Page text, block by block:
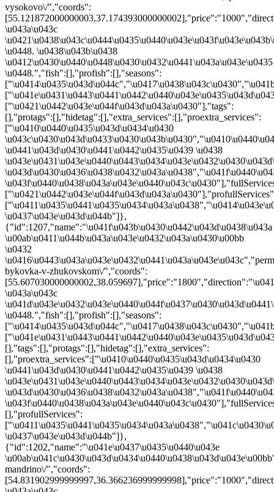
,"price":"1000","direction":"\u042e\u0433","direction_2":"70 \u043a\u043c \u0421\u0438\u043c\u0444\u0435\u0440\u043e\u043f\u043e\u043b\u044c\u0441\u043a\u043e\u0435 \u0448. \u0438\u043b\u0438 \u0412\u0430\u0440\u0448\u0430\u0432\u0441\u043a\u043e\u0435 \u0448.","fish":[],"profish":[],"seasons":["\u0414\u0435\u043d\u044c","\u0417\u0438\u043c\u0430","\u041b\u0435\u0442\u043e","\u041d\u043e\u0447\u044c","\u0421\u0443\u0442\u043a\u0438"],"places":["\u041e\u0431\u0443\u0441\u0442\u0440\u043e\u0435\u043d\u043d\u044b\u0435","\u0421\u0442\u0438\u0445\u0438\u0439\u043d\u044b\u0435"],"services":["\u0421\u0442\u043e\u044f\u043d\u043a\u0430"],"tags":[],"protags":[],"hidetag":[],"extra_services":[],"proextra_services":["\u0410\u0440\u0435\u043d\u0434\u0430 \u043c\u0430\u043d\u0433\u0430\u043b\u0430","\u0410\u0440\u0435\u043d\u0434\u0430 \u0441\u043d\u0430\u0441\u0442\u0435\u0439 \u0438 \u043e\u0431\u043e\u0440\u0443\u0434\u043e\u0432\u0430\u043d\u0438\u044f","\u041f\u0440\u043e\u0434\u0430\u0436\u0430 \u043d\u0430\u0436\u0438\u0432\u043a\u0438","\u041f\u0440\u043e\u0434\u0430\u0436\u0430 \u043f\u0440\u0438\u043a\u043e\u0440\u043c\u0430"],"fullServices":["\u0421\u0442\u043e\u044f\u043d\u043a\u0430"],"profullServices":["\u0411\u0435\u0441\u0435\u0434\u043a\u0438","\u0414\u043e\u043c\u0430\/\u041a\u043e\u0442\u0442\u0435\u0434\u0436\u0438","\u041c\u0430\u043d\u0433\u0430\u043b\u044c\u043d\u044b\u0435 \u0437\u043e\u043d\u044b"]},{"id":1207,"name":"\u041f\u043b\u0430\u0442\u043d\u0438\u043a \u00ab\u0411\u044b\u043a\u043e\u0432\u043a\u0430\u00bb \u0432 \u0416\u0443\u043a\u043e\u0432\u0441\u043a\u043e\u043c","permalink":"https:\/\/longcast.ru\/ponds\/platnik-bykovka-v-zhukovskom\/","coords":[55.607030000000002,38.059697],"price":"1800","direction":"\u0412\u043e\u0441\u0442\u043e\u043a","direction_2":"20 \u043a\u043c \u041d\u043e\u0432\u043e\u0440\u044f\u0437\u0430\u043d\u0441\u043a\u043e\u0435 \u0448.","fish":[],"profish":[],"seasons":["\u0414\u0435\u043d\u044c","\u0417\u0438\u043c\u0430","\u041b\u0435\u0442\u043e"],"places":["\u041e\u0431\u0443\u0441\u0442\u0440\u043e\u0435\u043d\u043d\u044b\u0435","\u0421\u0442\u0438\u0445\u0438\u0439\u043d\u044b\u0435"],"services":[],"tags":[],"protags":[],"hidetag":[],"extra_services":[],"proextra_services":["\u0410\u0440\u0435\u043d\u0434\u0430 \u0441\u043d\u0430\u0441\u0442\u0435\u0439 \u0438 \u043e\u0431\u043e\u0440\u0443\u0434\u043e\u0432\u0430\u043d\u0438\u044f","\u041f\u0440\u043e\u0434\u0430\u0436\u0430 \u043d\u0430\u0436\u0438\u0432\u043a\u0438","\u041f\u0440\u043e\u0434\u0430\u0436\u0430 \u043f\u0440\u0438\u043a\u043e\u0440\u043c\u0430"],"fullServices":[],"profullServices":["\u0411\u0435\u0441\u0435\u0434\u043a\u0438","\u041c\u0430\u043d\u0433\u0430\u043b\u044c\u043d\u044b\u0435 \u0437\u043e\u043d\u044b"]},{"id":1202,"name":"\u041e\u0437\u0435\u0440\u043e \u00ab\u041c\u0430\u043d\u0434\u0440\u0438\u043d\u043e\u00bb","permalink":"https:\/\/longcast.ru\/ponds\/ozero-mandrino\/","coords":[54.831902999999997,36.366236999999998],"price":"1000","direction":"\u0417\u0430\u043f\u0430\u0434","direction_2":"140 \u043a\u043c \u041a\u0438\u0435\u0432\u0441\u043a\u043e\u0435